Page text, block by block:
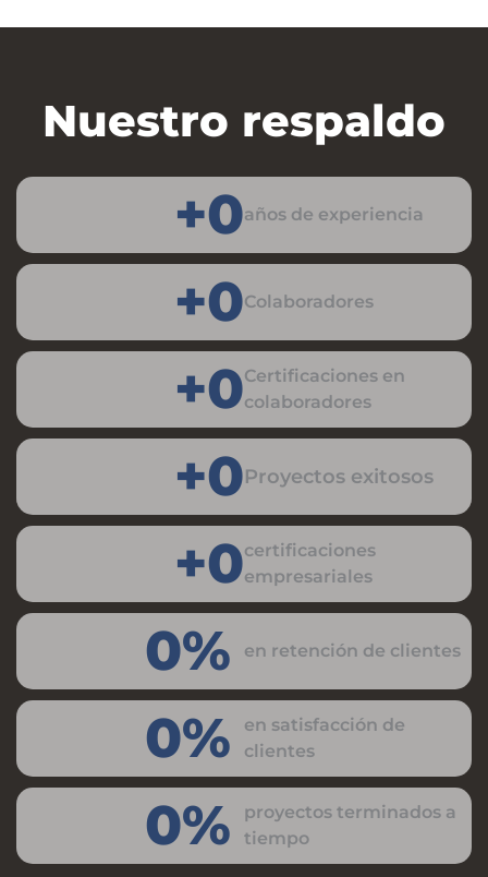
Nuestro respaldo
años de experiencia
+0
Colaboradores
+0
Certificaciones en
colaboradores
+0
Proyectos exitosos
+0
certificaciones
empresariales
+0
en retención de clientes
0%
en satisfacción de
clientes
0%
proyectos terminados a
tiempo
0%